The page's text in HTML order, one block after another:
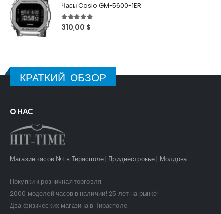
Часы Casio GM-5600-1ER
5out of 5
310,00 $
КРАТКИЙ ОБЗОР
O НАС
Магазин часов №1 в Тирасполе | Приднестровье | Молдова.
Покупки и розничная торговля.
2000 моделей часов в наличии! 25 лет на рынке!
Два физических магазина в Тирасполе.